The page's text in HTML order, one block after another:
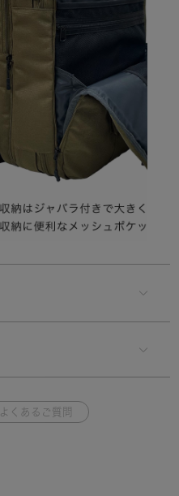
よくあるご質問